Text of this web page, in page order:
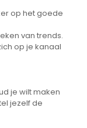
op het goede
van trends.
op je kanaal
je wilt maken
jezelf de